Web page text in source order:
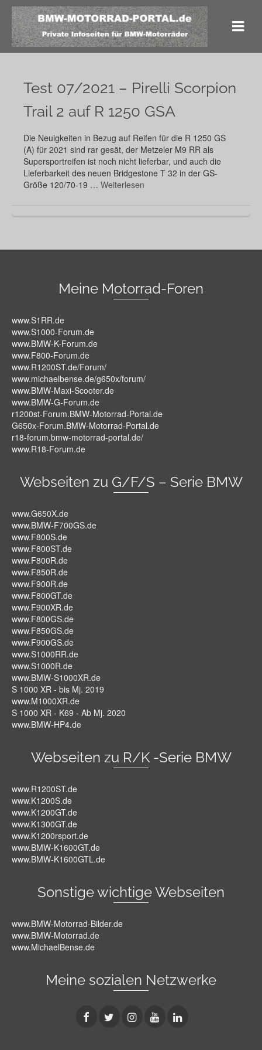
Test 07/2021 – Pirelli Scorpion
Trail 2 auf R 1250 GSA
Die Neuigkeiten in Bezug auf Reifen für die R 1250 GS
(A) für 2021 sind rar gesät, der Metzeler M9 RR als
Supersportreifen ist noch nicht lieferbar, und auch die
Lieferbarkeit des neuen Bridgestone T 32 in der GS-
Größe 120/70-19 … Weiterlesen
Meine Motorrad-Foren
www.S1RR.de
www.S1000-Forum.de
www.BMW-K-Forum.de
www.F800-Forum.de
www.R1200ST.de/Forum/
www.michaelbense.de/g650x/forum/
www.BMW-Maxi-Scooter.de
www.BMW-G-Forum.de
r1200st-Forum.BMW-Motorrad-Portal.de
G650x-Forum.BMW-Motorrad-Portal.de
r18-forum.bmw-motorrad-portal.de/
www.R18-Forum.de
Webseiten zu G/F/S – Serie BMW
www.G650X.de
www.BMW-F700GS.de
www.F800S.de
www.F800ST.de
www.F800R.de
www.F850R.de
www.F900R.de
www.F800GT.de
www.F900XR.de
www.F800GS.de
www.F850GS.de
www.F900GS.de
www.S1000RR.de
www.S1000R.de
www.BMW-S1000XR.de
S 1000 XR - bis Mj. 2019
www.M1000XR.de
S 1000 XR - K69 - Ab Mj. 2020
www.BMW-HP4.de
Webseiten zu R/K -Serie BMW
www.R1200ST.de
www.K1200S.de
www.K1200GT.de
www.K1300GT.de
www.K1200rsport.de
www.BMW-K1600GT.de
www.BMW-K1600GTL.de
Sonstige wichtige Webseiten
www.BMW-Motorrad-Bilder.de
www.BMW-Motorrad.de
www.MichaelBense.de
Meine sozialen Netzwerke